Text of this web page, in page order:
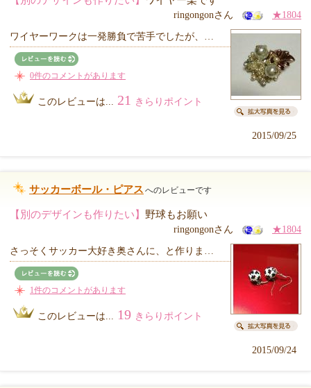
ringongonさん ★1804
ワイヤーワークは一発勝負で苦手でしたが、…
0件のコメントがあります
このレビューは... 21 きらりポイント
2015/09/25
サッカーボール・ピアス へのレビューです
【別のデザインも作りたい】 野球もお願い
ringongonさん ★1804
さっそくサッカー大好き奥さんに、と作りま…
1件のコメントがあります
このレビューは... 19 きらりポイント
2015/09/24